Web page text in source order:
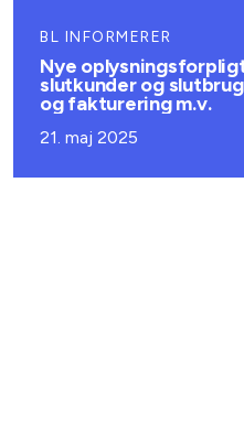
BL INFORMERER
Nye
slutkunder og
og fakturering m.v.
21. maj 2025